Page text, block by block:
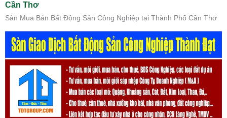
Cần Thơ
Sàn Mua Bán Bất Động Sản Công Nghiệp tại Thành Phố Cần Thơ